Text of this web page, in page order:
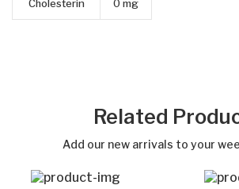
Cholesterin 0 mg
Related
Add our new arrivals to your